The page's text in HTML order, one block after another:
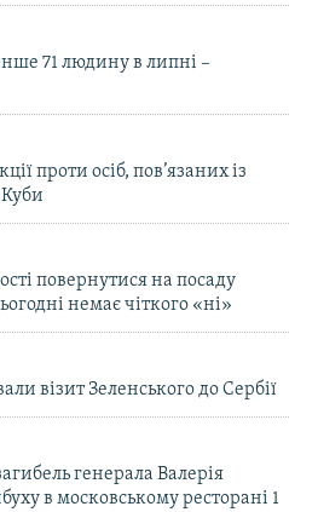
71 людину в липні –
проти осіб, пов’язаних із
Куби
повернутися на посаду
немає чіткого «ні»
візит Зеленського до Сербії
генерала Валерія
в московському ресторані 1